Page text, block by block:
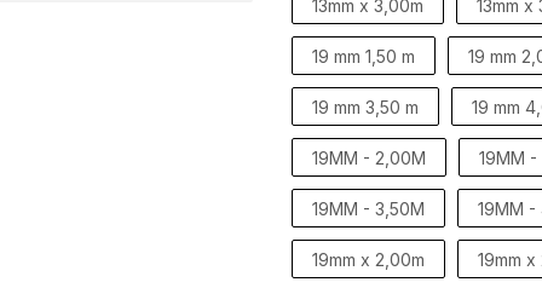
13mm x 3,00m 13mm x
19 mm 1,50 m 19 mm
19 mm 3,50 m 19 mm
19MM - 2,00M 19MM
19MM - 3,50M 19MM
19mm x 2,00m 19mm x